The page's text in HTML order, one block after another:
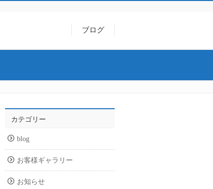
ブログ
カテゴリー
blog
お客様ギャラリー
お知らせ